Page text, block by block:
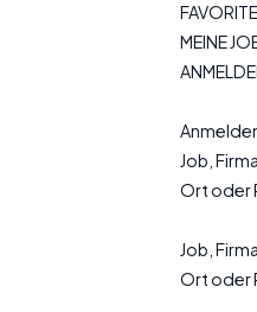
MEINE
Job,
Ort oder
Job,
Ort oder